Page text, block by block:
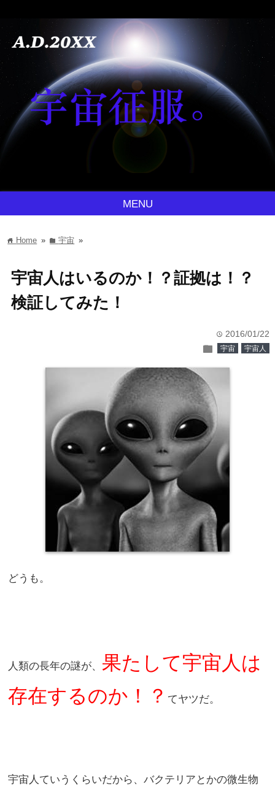
MENU
home Home » folder宇宙 »
宇宙人はいるのか！？証拠は！？
検証してみた！
time 2016/01/22
folder 宇宙 宇宙人
どうも。
人類の長年の謎が、 果たして宇宙人は
存在するのか！？ てヤツだ。
宇宙人ていうくらいだから、バクテリアとかの微生物